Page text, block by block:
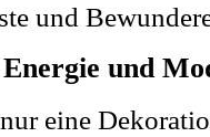
und
und
eine